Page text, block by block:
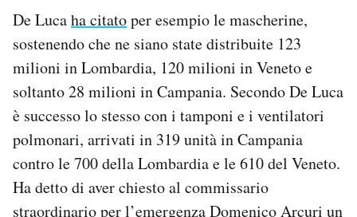
De Lucaha citatoper esempio le mascherine,
sostenendo che ne siano state distribuite 123
milioni in Lombardia, 120 milioni in Veneto e
soltanto 28 milioni in Campania. Secondo De Luca
è successo lo stesso con i tamponi e i ventilatori
polmonari, arrivati in 319 unità in Campania
contro le 700 della Lombardia e le 610 del Veneto.
Ha detto di aver chiesto al commissario
straordinario per l’emergenza Domenico Arcuri un